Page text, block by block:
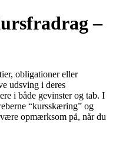
–
obligationer eller
udsving i deres
i både gevinster og tab. I
“kursskæring” og
opmærksom på, når du